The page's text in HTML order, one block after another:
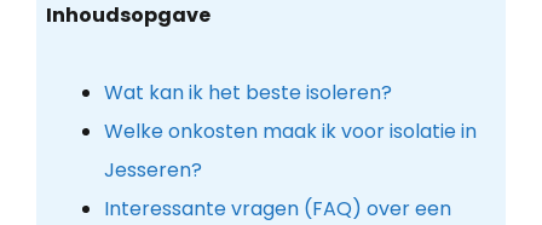
Inhoudsopgave
Wat kan ik het beste isoleren?
Welke onkosten maak ik voor isolatie in
Jesseren?
Interessante vragen (FAQ) over een